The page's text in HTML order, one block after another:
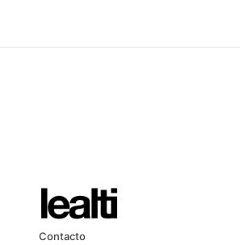
Contacto